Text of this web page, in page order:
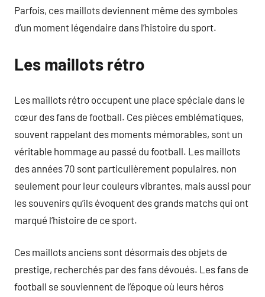
Parfois, ces maillots deviennent même des symboles
d’un moment légendaire dans l’histoire du sport.
Les maillots rétro
Les maillots rétro occupent une place spéciale dans le
cœur des fans de football. Ces pièces emblématiques,
souvent rappelant des moments mémorables, sont un
véritable hommage au passé du football. Les maillots
des années 70 sont particulièrement populaires, non
seulement pour leur couleurs vibrantes, mais aussi pour
les souvenirs qu’ils évoquent des grands matchs qui ont
marqué l’histoire de ce sport.
Ces maillots anciens sont désormais des objets de
prestige, recherchés par des fans dévoués. Les fans de
football se souviennent de l’époque où leurs héros